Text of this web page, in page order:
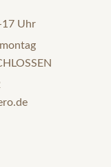
17 Uhr